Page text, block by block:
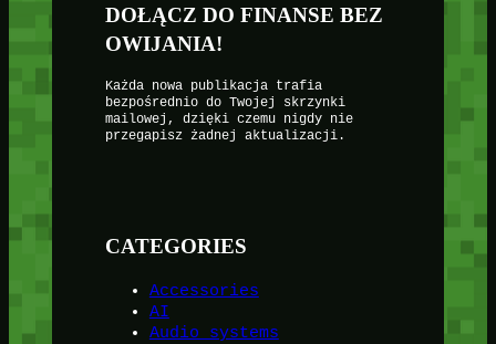
DOŁĄCZ DO FINANSE BEZ
OWIJANIA!
Każda nowa publikacja trafia
bezpośrednio do Twojej skrzynki
mailowej, dzięki czemu nigdy nie
przegapisz żadnej aktualizacji.
CATEGORIES
Accessories
AI
Audio systems